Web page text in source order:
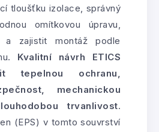
tloušťku izolace, správný
omítkovou úpravu,
a zajistit montáž podle
Kvalitní návrh ETICS
tepelnou ochranu,
mechanickou
trvanlivost.
(EPS) v tomto souvrství